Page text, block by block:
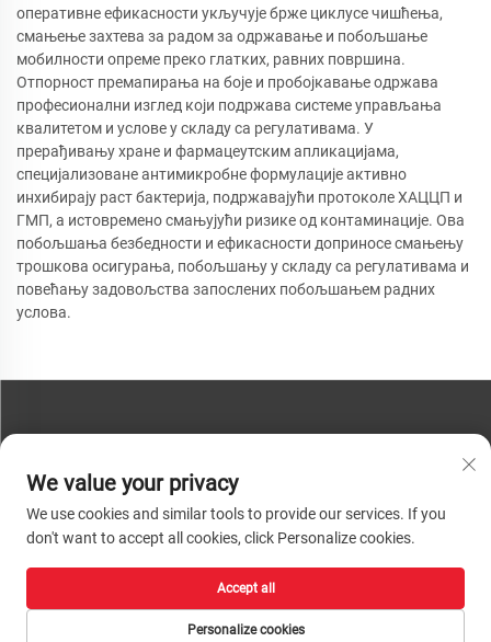
оперативне ефикасности укључује брже циклусе чишћења,
смањење захтева за радом за одржавање и побољшање
мобилности опреме преко глатких, равних површина.
Отпорност премапирања на боје и пробојкавање одржава
професионални изглед који подржава системе управљања
квалитетом и услове у складу са регулативама. У
прерађивању хране и фармацеутским апликацијама,
специјализоване антимикробне формулације активно
инхибирају раст бактерија, подржавајући протоколе ХАЦЦП и
ГМП, а истовремено смањујући ризике од контаминације. Ова
побољшања безбедности и ефикасности доприносе смањењу
трошкова осигурања, побољшању у складу са регулативама и
повећању задовољства запослених побољшањем радних
услова.
Телефон:+86-13793890209
Телефон:+86-13793890209
Технологија Цо, Лтд. Сва права су задржана. |
We value your privacy
We use cookies and similar tools to provide our services. If you
don't want to accept all cookies, click Personalize cookies.
Personalize cookies
Accept all